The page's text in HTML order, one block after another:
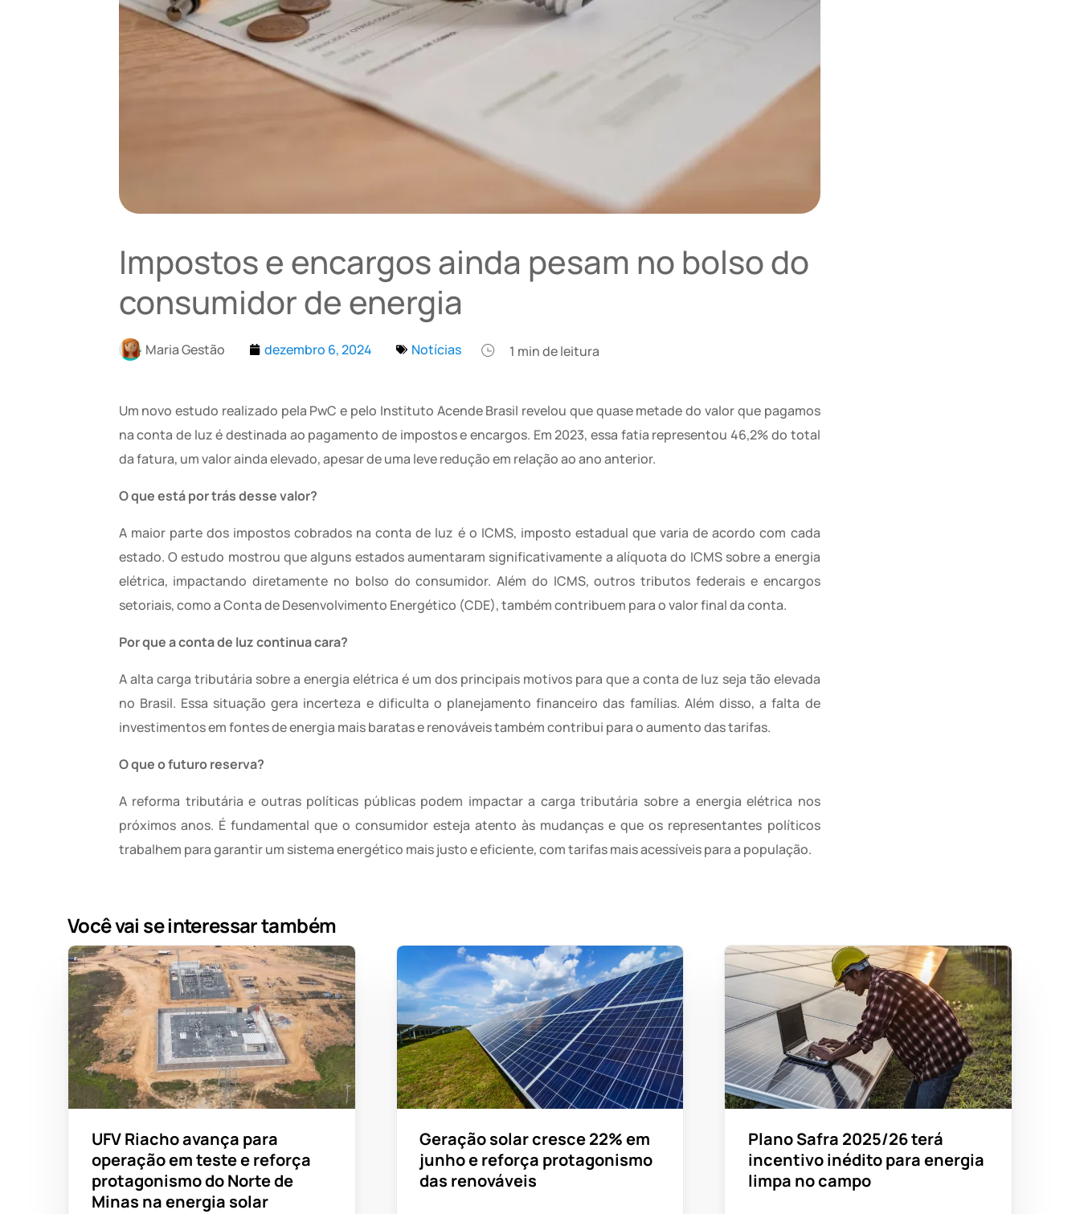
Impostos e encargos ainda pesam no bolso do
consumidor de energia
Maria Gestão dezembro 6, 2024 Notícias 1 min de leitura
Um novo estudo realizado pela PwC e pelo Instituto Acende Brasil revelou que quase metade do valor que pagamos
na conta de luz é destinada ao pagamento de impostos e encargos. Em 2023, essa fatia representou 46,2% do total
da fatura, um valor ainda elevado, apesar de uma leve redução em relação ao ano anterior.
O que está por trás desse valor?
A maior parte dos impostos cobrados na conta de luz é o ICMS, imposto estadual que varia de acordo com cada
estado. O estudo mostrou que alguns estados aumentaram significativamente a alíquota do ICMS sobre a energia
elétrica, impactando diretamente no bolso do consumidor. Além do ICMS, outros tributos federais e encargos
setoriais, como a Conta de Desenvolvimento Energético (CDE), também contribuem para o valor final da conta.
Por que a conta de luz continua cara?
A alta carga tributária sobre a energia elétrica é um dos principais motivos para que a conta de luz seja tão elevada
no Brasil. Essa situação gera incerteza e dificulta o planejamento financeiro das famílias. Além disso, a falta de
investimentos em fontes de energia mais baratas e renováveis também contribui para o aumento das tarifas.
O que o futuro reserva?
A reforma tributária e outras políticas públicas podem impactar a carga tributária sobre a energia elétrica nos
próximos anos. É fundamental que o consumidor esteja atento às mudanças e que os representantes políticos
trabalhem para garantir um sistema energético mais justo e eficiente, com tarifas mais acessíveis para a população.
Você vai se interessar também
UFV Riacho avança para
operação em teste e reforça
protagonismo do Norte de
Minas na energia solar
Geração solar cresce 22% em
junho e reforça protagonismo
das renováveis
Plano Safra 2025/26 terá
incentivo inédito para energia
limpa no campo